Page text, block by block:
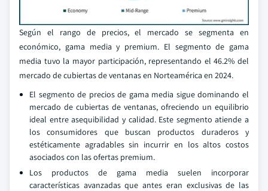
Según el rango de precios, el mercado se segmenta en
económico, gama media y premium. El segmento de gama
media tuvo la mayor participación, representando el 46.2% del
mercado de cubiertas de ventanas en Norteamérica en 2024.
El segmento de precios de gama media sigue dominando el
mercado de cubiertas de ventanas, ofreciendo un equilibrio
ideal entre asequibilidad y calidad. Este segmento atiende a
los consumidores que buscan productos duraderos y
estéticamente agradables sin incurrir en los altos costos
asociados con las ofertas premium.
Los productos de gama media suelen incorporar
características avanzadas que antes eran exclusivas de las